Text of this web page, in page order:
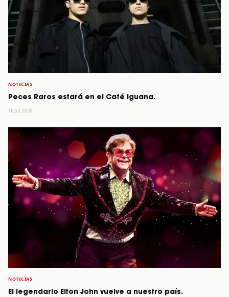
NOTICIAS
Peces Raros estará en el Café Iguana.
16 Jul, 2026
NOTICIAS
El legendario Elton John vuelve a nuestro país.